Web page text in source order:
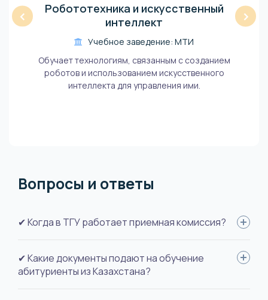
‹
Робототехника и искусственный
интеллект
Учебное заведение: МТИ
Обучает технологиям, связанным с созданием
роботов и использованием искусственного
интеллекта для управления ими.
›
Вопросы и ответы
✔ Когда в ТГУ работает приемная комиссия?
Тольяттинский государственный университет зачисляет
абитуриентов на обучение дважды в год - в сентябре и
декабре.
✔ Какие документы подают на обучение
абитуриенты из Казахстана?